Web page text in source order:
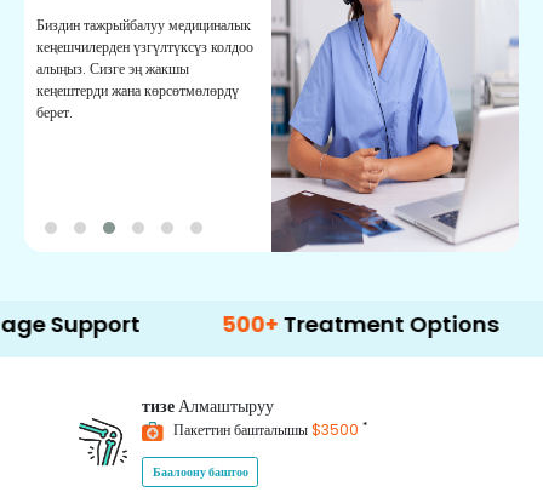
Биздин тажрыйбалуу медициналык
кеңешчилерден үзгүлтүксүз колдоо
алыңыз. Сизге эң жакшы
кеңештерди жана көрсөтмөлөрдү
берет.
500+ Treatment Options
тизеАлмаштыруу
Пакеттин башталышы$3500 *
Баалоону баштоо